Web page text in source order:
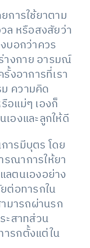
การใช้ยาตาม
ล หรือสงสัยว่า
บอกว่าควร
างกาย อารมณ์
งอาการที่เรา
ความคิด
อแม่ๆ เองก็
องและลูกให้ดี
ารมีบุตร โดย
ณาการให้ยา
ตนเองอย่าง
ต่อทารกใน
มารถผ่านรก
ะสาทส่วน
รกตั้งแต่ใน